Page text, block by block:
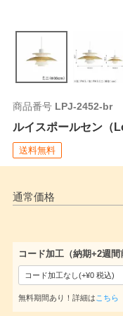
0
ご注文時はこちらの数値
商品番号 LPJ-2452-br
ルイスポールセン（
送料無料
通常価格
コード加工（納期+2週間
無料期間あり！詳細はこちら